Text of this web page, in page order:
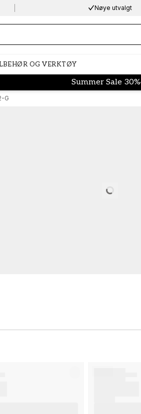
Nøye utvalgt
OG VERKTØY
Summer Sale 30%
G
Loading…